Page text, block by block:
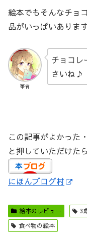
絵本でもそんなチョ
品がいっぱいあります
筆者
チョコレ
さいね♪
この記事がよかった
と押していただけた
にほんブログ村
絵本のレビュー 3
食べ物の絵本